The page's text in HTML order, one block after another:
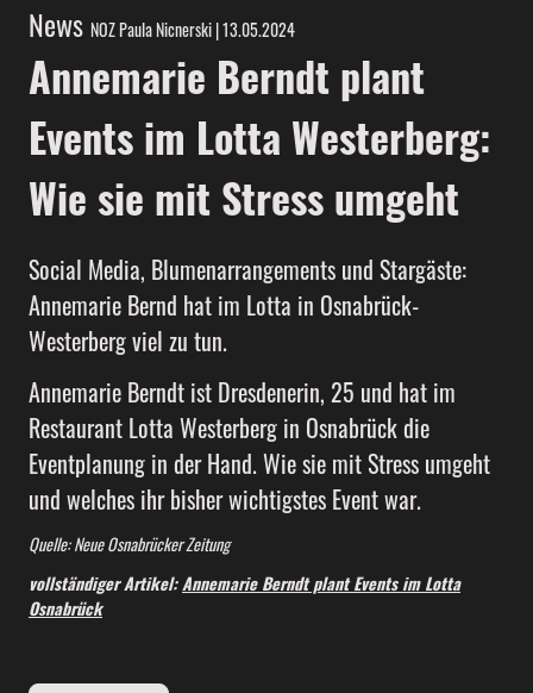
News NOZ Paula Nicnerski | 13.05.2024
Annemarie Berndt plant
Events im Lotta Westerberg:
Wie sie mit Stress umgeht
Social Media, Blumenarrangements und Stargäste:
Annemarie Bernd hat im Lotta in Osnabrück-
Westerberg viel zu tun.
Annemarie Berndt ist Dresdenerin, 25 und hat im
Restaurant Lotta Westerberg in Osnabrück die
Eventplanung in der Hand. Wie sie mit Stress umgeht
und welches ihr bisher wichtigstes Event war.
Quelle: Neue Osnabrücker Zeitung
vollständiger Artikel:Annemarie Berndt plant Events im Lotta
Osnabrück